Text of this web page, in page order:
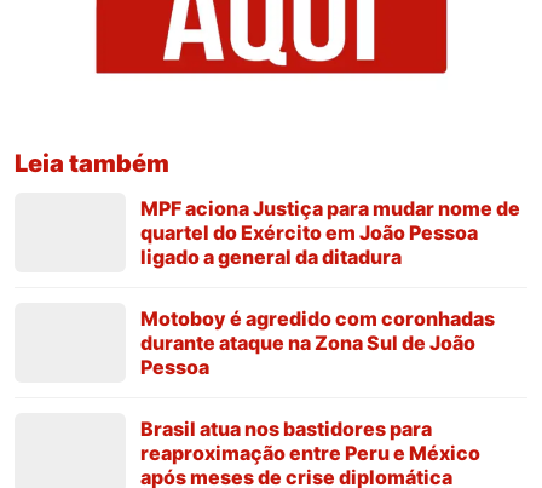
Leia também
MPF aciona Justiça para mudar nome de
quartel do Exército em João Pessoa
ligado a general da ditadura
Motoboy é agredido com coronhadas
durante ataque na Zona Sul de João
Pessoa
Brasil atua nos bastidores para
reaproximação entre Peru e México
após meses de crise diplomática